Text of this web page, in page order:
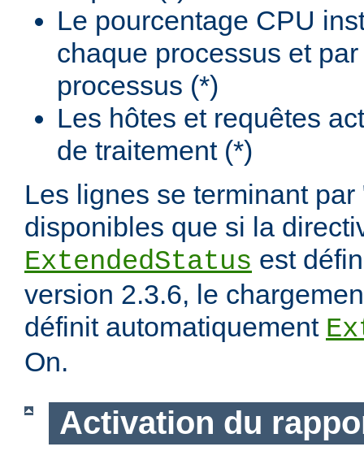
Le pourcentage CPU
chaque processus et
processus (*)
Les hôtes et requêtes
de traitement (*)
Les lignes se terminant par
disponibles que si la
ExtendedStatus est
version 2.3.6, le
définit automatiquement
On.
Activation du